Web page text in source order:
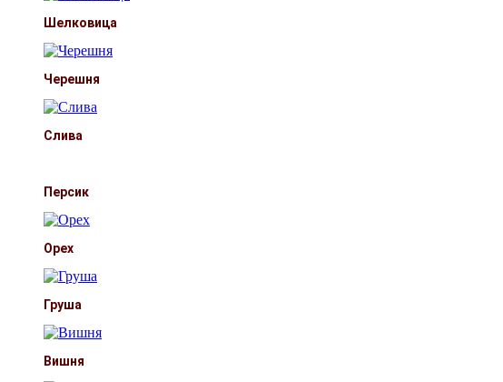
Шелковица
Черешня
Слива
Персик
Орех
Груша
Вишня